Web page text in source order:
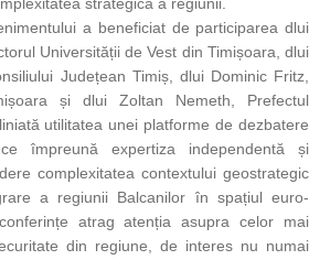
strategică a regiunii.
a beneficiat de participarea dlui
Universității de Vest din Timișoara, dlui
Județean Timiș, dlui Dominic Fritz,
și dlui Zoltan Nemeth, Prefectul
utilitatea unei platforme de dezbatere
împreună expertiza independentă și
complexitatea contextului geostrategic
a regiunii Balcanilor în spațiul euro-
atrag atenția asupra celor mai
din regiune, de interes nu numai